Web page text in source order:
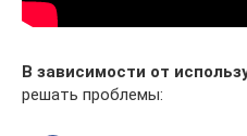
В зависимости от
решать проблемы: